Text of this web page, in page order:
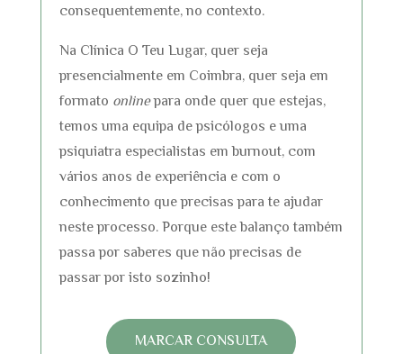
consequentemente, no contexto.
Na Clínica O Teu Lugar, quer seja
presencialmente em Coimbra, quer seja em
formato onlinepara onde quer que estejas,
temos uma equipa de psicólogos e uma
psiquiatra especialistas em burnout, com
vários anos de experiência e com o
conhecimento que precisas para te ajudar
neste processo. Porque este balanço também
passa por saberes que não precisas de
passar por isto sozinho!
MARCAR CONSULTA